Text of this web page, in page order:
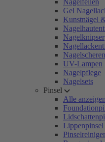
Nagelfeilen
Gel
Kunstnägel
Nagelknipser
Nagelscheren
UV-Lampen
Nagelpflege
Nagelsets
Pinsel
Alle anzeigen
Lippenpinsel
Pinselreiniger